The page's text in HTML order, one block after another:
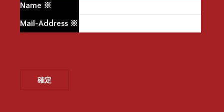
Name ※
Mail-Address ※